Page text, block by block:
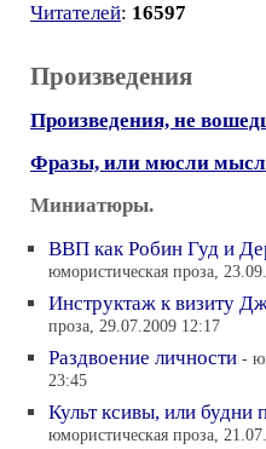
Читателей: 16597
Произведения
Произведения, не
Фразы, или мюсли
Миниатюры.
ВВП как Робин Гуд и
юмористическая проза,
Инструктаж к визиту
проза, 29.07.2009 12:17
Раздвоение личности -
23:45
Культ ксивы, или будни
юмористическая проза,